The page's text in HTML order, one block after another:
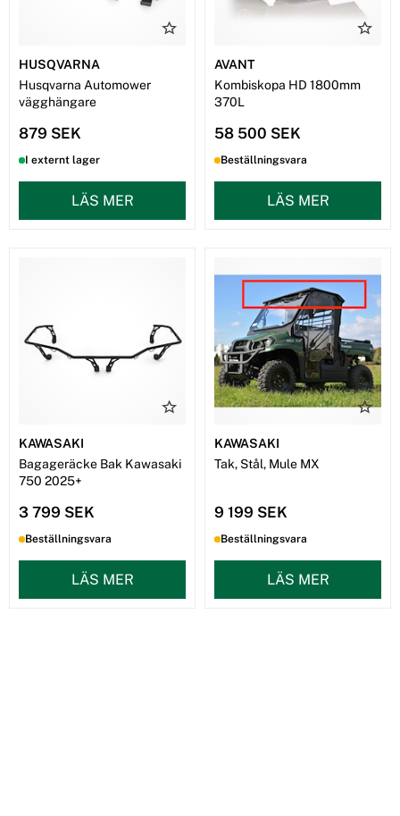
HUSQVARNA
Husqvarna Automower
vägghängare
879 SEK
I externt lager
LÄS MER
AVANT
Kombiskopa HD 1800mm
370L
58 500 SEK
Beställningsvara
LÄS MER
KAWASAKI
Bagageräcke Bak Kawasaki
750 2025+
3 799 SEK
Beställningsvara
LÄS MER
KAWASAKI
Tak, Stål, Mule MX
9 199 SEK
Beställningsvara
LÄS MER